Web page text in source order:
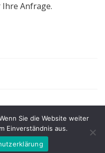
Anfrage.
GmbH
Sie die Website weiter
Einverständnis aus.